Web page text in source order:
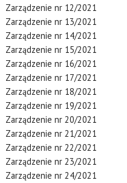
Zarządzenie nr 12/2021
Zarządzenie nr 13/2021
Zarządzenie nr 14/2021
Zarządzenie nr 15/2021
Zarządzenie nr 16/2021
Zarządzenie nr 17/2021
Zarządzenie nr 18/2021
Zarządzenie nr 19/2021
Zarządzenie nr 20/2021
Zarządzenie nr 21/2021
Zarządzenie nr 22/2021
Zarządzenie nr 23/2021
Zarządzenie nr 24/2021